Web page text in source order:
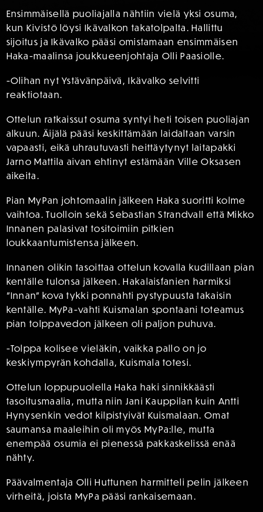
Ensimmäisellä puoliajalla nähtiin vielä yksi osuma,
kun Kivistö löysi Ikävalkon takatolpalta. Hallittu
sijoitus ja Ikävalko pääsi omistamaan ensimmäisen
Haka-maalinsa joukkueenjohtaja Olli Paasiolle.
-Olihan nyt Ystävänpäivä, Ikävalko selvitti
reaktiotaan.
Ottelun ratkaissut osuma syntyi heti toisen puoliajan
alkuun. Äijälä pääsi keskittämään laidaltaan varsin
vapaasti, eikä uhrautuvasti heittäytynyt laitapakki
Jarno Mattila aivan ehtinyt estämään Ville Oksasen
aikeita.
Pian MyPan johtomaalin jälkeen Haka suoritti kolme
vaihtoa. Tuolloin sekä Sebastian Strandvall että Mikko
Innanen palasivat tositoimiin pitkien
loukkaantumistensa jälkeen.
Innanen olikin tasoittaa ottelun kovalla kudillaan pian
kentälle tulonsa jälkeen. Hakalaisfanien harmiksi
”Innan” kova tykki ponnahti pystypuusta takaisin
kentälle. MyPa-vahti Kuismalan spontaani toteamus
pian tolppavedon jälkeen oli paljon puhuva.
-Tolppa kolisee vieläkin, vaikka pallo on jo
keskiympyrän kohdalla, Kuismala totesi.
Ottelun loppupuolella Haka haki sinnikkäästi
tasoitusmaalia, mutta niin Jani Kauppilan kuin Antti
Hynysenkin vedot kilpistyivät Kuismalaan. Omat
saumansa maaleihin oli myös MyPa:lle, mutta
enempää osumia ei pienessä pakkaskelissä enää
nähty.
Päävalmentaja Olli Huttunen harmitteli pelin jälkeen
virheitä, joista MyPa pääsi rankaisemaan.